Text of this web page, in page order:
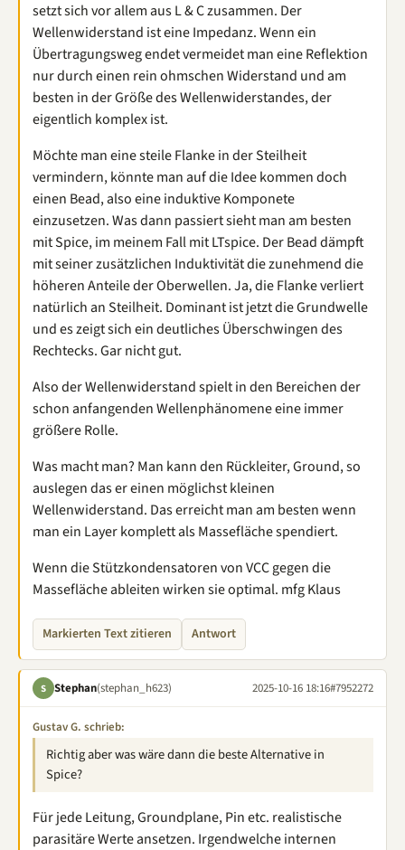
setzt sich vor allem aus L & C zusammen. Der
Wellenwiderstand ist eine Impedanz. Wenn ein
Übertragungsweg endet vermeidet man eine Reflektion
nur durch einen rein ohmschen Widerstand und am
besten in der Größe des Wellenwiderstandes, der
eigentlich komplex ist.
Möchte man eine steile Flanke in der Steilheit
vermindern, könnte man auf die Idee kommen doch
einen Bead, also eine induktive Komponete
einzusetzen. Was dann passiert sieht man am besten
mit Spice, im meinem Fall mit LTspice. Der Bead dämpft
mit seiner zusätzlichen Induktivität die zunehmend die
höheren Anteile der Oberwellen. Ja, die Flanke verliert
natürlich an Steilheit. Dominant ist jetzt die Grundwelle
und es zeigt sich ein deutliches Überschwingen des
Rechtecks. Gar nicht gut.
Also der Wellenwiderstand spielt in den Bereichen der
schon anfangenden Wellenphänomene eine immer
größere Rolle.
Was macht man? Man kann den Rückleiter, Ground, so
auslegen das er einen möglichst kleinen
Wellenwiderstand. Das erreicht man am besten wenn
man ein Layer komplett als Massefläche spendiert.
Wenn die Stützkondensatoren von VCC gegen die
Massefläche ableiten wirken sie optimal. mfg Klaus
Markierten Text zitieren Antwort
S Stephan(stephan_h623) 2025-10-16 18:16#7952272
Gustav G. schrieb:
Richtig aber was wäre dann die beste Alternative in
Spice?
Für jede Leitung, Groundplane, Pin etc. realistische
parasitäre Werte ansetzen. Irgendwelche internen